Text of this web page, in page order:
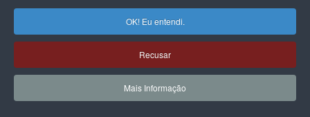
OK! Eu entendi.
Recusar
Mais Informação